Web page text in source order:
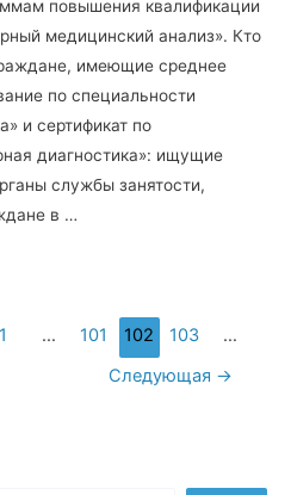
повышения квалификации
медицинский анализ». Кто
имеющие среднее
по специальности
и сертификат по
диагностика»: ищущие
службы занятости,
в …
1 … 101 102 103
…
Следующая →